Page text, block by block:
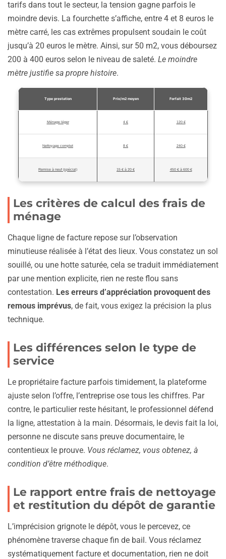
tarifs dans tout le secteur, la tension gagne parfois le
moindre devis. La fourchette s’affiche, entre 4 et 8 euros le
mètre carré, les cas extrêmes propulsent soudain le coût
jusqu’à 20 euros le mètre. Ainsi, sur 50 m2, vous déboursez
200 à 400 euros selon le niveau de saleté. Le moindre
mètre justifie sa propre histoire.
Type prestation Prix/m2 moyen Forfait 30m2
Ménage léger 4 € 120 €
Nettoyage complet 8 € 240 €
Remise à neuf (spécial) 15 € à 20 € 450 € à 600 €
Les critères de calcul des frais de
ménage
Chaque ligne de facture repose sur l’observation
minutieuse réalisée à l’état des lieux. Vous constatez un sol
souillé, ou une hotte saturée, cela se traduit immédiatement
par une mention explicite, rien ne reste flou sans
contestation. Les erreurs d’appréciation provoquent des
remous imprévus, de fait, vous exigez la précision la plus
technique.
Les différences selon le type de
service
Le propriétaire facture parfois timidement, la plateforme
ajuste selon l’offre, l’entreprise ose tous les chiffres. Par
contre, le particulier reste hésitant, le professionnel défend
la ligne, attestation à la main. Désormais, le devis fait la loi,
personne ne discute sans preuve documentaire, le
contentieux le prouve. Vous réclamez, vous obtenez, à
condition d’être méthodique.
Le rapport entre frais de nettoyage
et restitution du dépôt de garantie
L’imprécision grignote le dépôt, vous le percevez, ce
phénomène traverse chaque fin de bail. Vous réclamez
systématiquement facture et documentation, rien ne doit